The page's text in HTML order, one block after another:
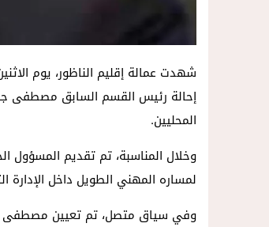
إحالة رئيس القسم السابق مصطفى
المحليين.
وخلال المناسبة، تم تقديم
لمساره المهني الطويل داخل الإدارة
وفي سياق متصل، تم تعيين مصطفى